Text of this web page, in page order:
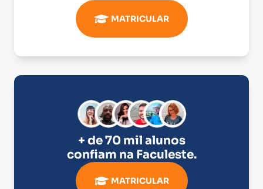
MATRICULAR
+ de 70 mil alunos
confiam na Faculeste.
MATRICULAR